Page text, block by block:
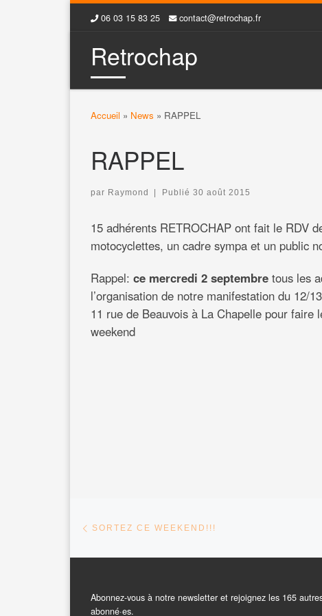
06 03 15 83 25 contact@retrochap.fr
Retrochap
Accueil » News » RAPPEL
RAPPEL
par Raymond Publié 30 août 2015
15 adhérents RETROCHAP ont fait le RDV
motocyclettes, un cadre sympa et un public
Rappel: ce mercredi 2 septembre tous les
l’organisation de notre manifestation du 12/
11 rue de Beauvois à La Chapelle pour
weekend
Parcourir les articles
SORTEZ CE WEEKEND!!!
Abonnez-vous à notre newsletter et rejoignez les 165
abonné·es.